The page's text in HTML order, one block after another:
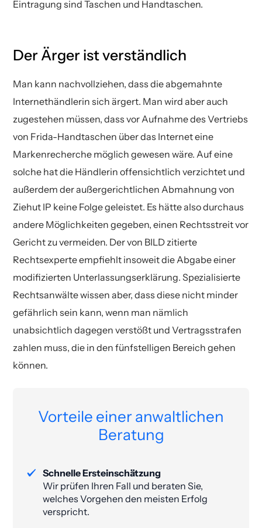
Eintragung sind Taschen und Handtaschen.
Der Ärger ist verständlich
Man kann nachvollziehen, dass die abgemahnte
Internethändlerin sich ärgert. Man wird aber auch
zugestehen müssen, dass vor Aufnahme des Vertriebs
von Frida-Handtaschen über das Internet eine
Markenrecherche möglich gewesen wäre. Auf eine
solche hat die Händlerin offensichtlich verzichtet und
außerdem der außergerichtlichen Abmahnung von
Ziehut IP keine Folge geleistet. Es hätte also durchaus
andere Möglichkeiten gegeben, einen Rechtsstreit vor
Gericht zu vermeiden. Der von BILD zitierte
Rechtsexperte empfiehlt insoweit die Abgabe einer
modifizierten Unterlassungserklärung. Spezialisierte
Rechtsanwälte wissen aber, dass diese nicht minder
gefährlich sein kann, wenn man nämlich
unabsichtlich dagegen verstößt und Vertragsstrafen
zahlen muss, die in den fünfstelligen Bereich gehen
können.
Vorteile einer anwaltlichen
Beratung
Schnelle Ersteinschätzung
Wir prüfen Ihren Fall und beraten Sie,
welches Vorgehen den meisten Erfolg
verspricht.